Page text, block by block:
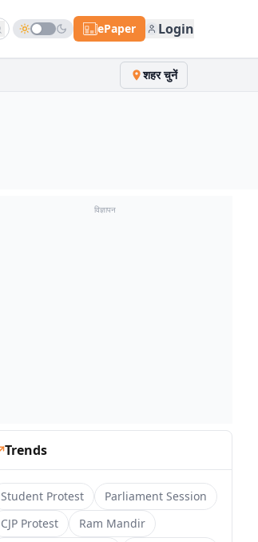
ePaper Login
शहर चुनें
विज्ञापन
Trends
Student Protest
Parliament Session
CJP Protest
Ram Mandir